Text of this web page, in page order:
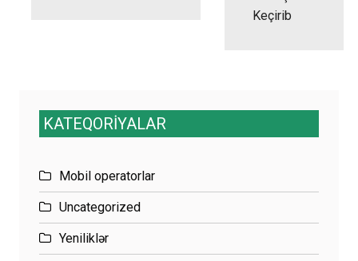
Keçirib
KATEQORİYALAR
Mobil operatorlar
Uncategorized
Yeniliklər